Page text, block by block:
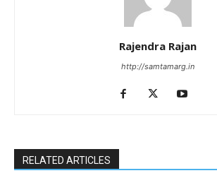
Rajendra Rajan
http://samtamarg.in
RELATED ARTICLES